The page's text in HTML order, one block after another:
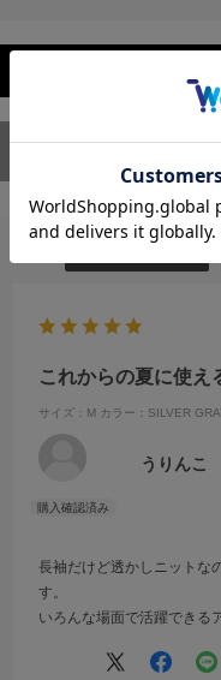
ユーザーレビュー（1
これからの夏に使え
サイズ：M カラー：SILVER
うりんこ
長袖だけど透かしニットな
す。
いろんな場面で活躍できる